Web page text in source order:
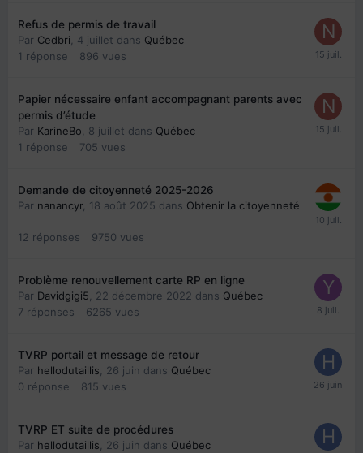
Refus de permis de travail
Par Cedbri 4 juillet dans Québec
1 réponse 896 vues
Papier nécessaire enfant accompagnant parents avec
permis d’étude
Par KarineBo 8 juillet dans Québec
1 réponse 705 vues
Demande de citoyenneté 2025-2026
Par nanancyr, 18 août 2025 dans Obtenir la citoyenneté
12 réponses 9750 vues
Problème renouvellement carte RP en ligne
Par Davidgigi5 22 décembre 2022 dans Québec
7 réponses 6265 vues
TVRP portail et message de retour
Par hellodutaillis 26 juin dans Québec
0 réponse 815 vues
TVRP ET suite de procédures
Par hellodutaillis 26 juin dans Québec